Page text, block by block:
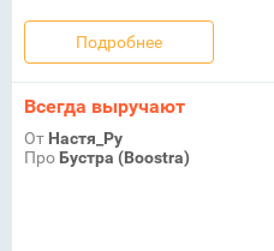
Подробнее
Всегда выручают
От Настя_Ру
Про Бустра (Boostra)